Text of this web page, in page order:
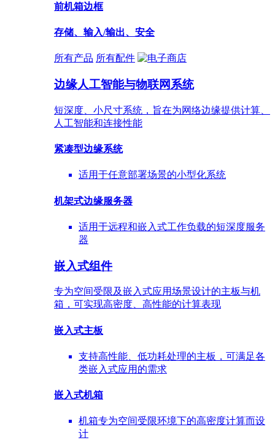
前机箱边框
存储、输入/输出、安全
所有产品 所有配件
边缘人工智能与物联网系统
短深度、小尺寸系统，旨在为网络边缘提供计算、
人工智能和连接性能
紧凑型边缘系统
适用于任意部署场景的小型化系统
机架式边缘服务器
适用于远程和嵌入式工作负载的短深度服务
器
嵌入式组件
专为空间受限及嵌入式应用场景设计的主板与机
箱，可实现高密度、高性能的计算表现
嵌入式主板
支持高性能、低功耗处理的主板，可满足各
类嵌入式应用的需求
嵌入式机箱
机箱专为空间受限环境下的高密度计算而设
计